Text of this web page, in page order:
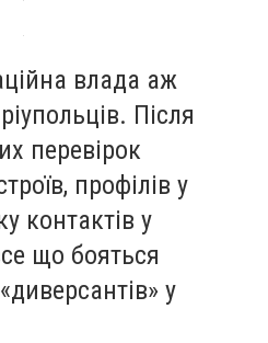
влада аж
Після
перевірок
профілів у
контактів у
що бояться
у